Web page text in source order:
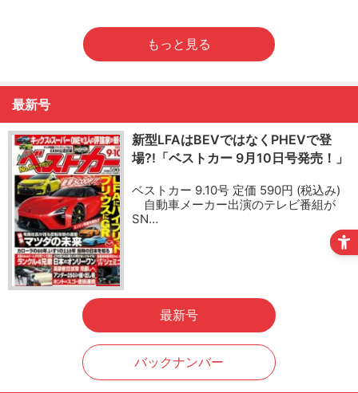
もっと見る
最新号
新型LFAはBEVではなくPHEVで登
場?!「ベストカー 9月10日号発売！」
ベストカー 9.10号 定価 590円 (税込み)
自動車メーカー出演のテレビ番組が
SN…
最新号
バックナンバー